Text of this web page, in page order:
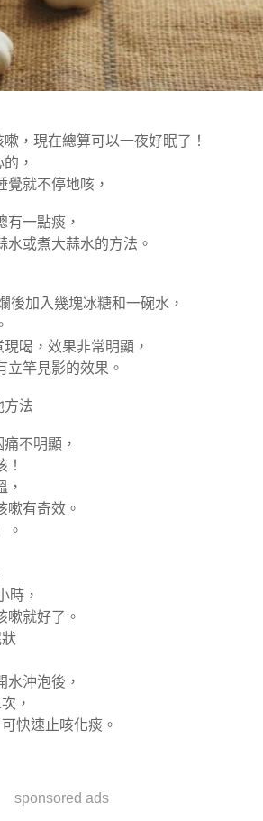
，現在總算可以一夜好眠了！
，
覺就不停地咳，
有一點痰，
水或煮大蒜水的方法。
後加入幾塊冰糖和一碗水，
喝，效果非常明顯，
立竿見影的效果。
方法
不明顯，
，
嗽有奇效。
。
時，
嗽就好了。
水沖泡後，
，
快速止咳化痰。
sponsored ads